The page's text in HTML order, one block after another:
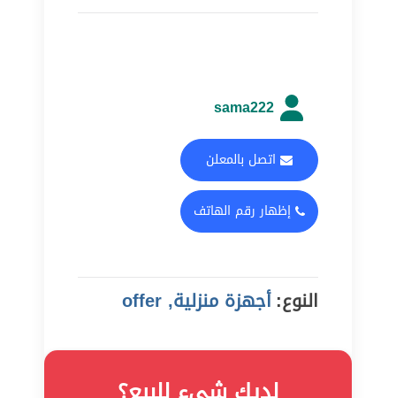
sama222
اتصل بالمعلن
إظهار رقم الهاتف
النوع:أجهزة منزلية, offer